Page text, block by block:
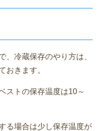
、冷蔵保存のやり方は、
おきます。
ストの保存温度は10～
る場合は少し保存温度が